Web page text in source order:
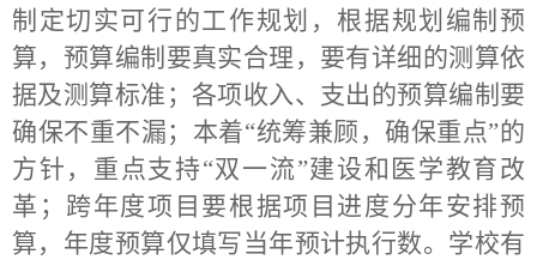
制定切实可行的工作规划，根据规划编制预
算，预算编制要真实合理，要有详细的测算依
据及测算标准；各项收入、支出的预算编制要
确保不重不漏；本着“统筹兼顾，确保重点”的
方针，重点支持“双一流”建设和医学教育改
革；跨年度项目要根据项目进度分年安排预
算，年度预算仅填写当年预计执行数。学校有